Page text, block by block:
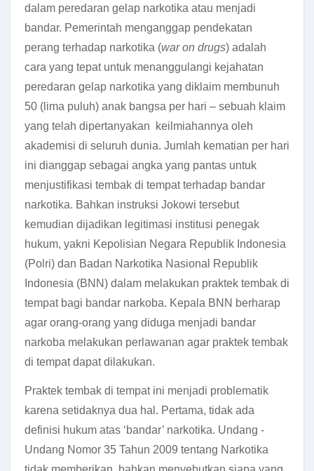
dalam peredaran gelap narkotika atau menjadi
bandar. Pemerintah menganggap pendekatan
perang terhadap narkotika (war on drugs) adalah
cara yang tepat untuk menanggulangi kejahatan
peredaran gelap narkotika yang diklaim membunuh
50 (lima puluh) anak bangsa per hari – sebuah klaim
yang telah dipertanyakan keilmiahannya oleh
akademisi di seluruh dunia. Jumlah kematian per hari
ini dianggap sebagai angka yang pantas untuk
menjustifikasi tembak di tempat terhadap bandar
narkotika. Bahkan instruksi Jokowi tersebut
kemudian dijadikan legitimasi institusi penegak
hukum, yakni Kepolisian Negara Republik Indonesia
(Polri) dan Badan Narkotika Nasional Republik
Indonesia (BNN) dalam melakukan praktek tembak di
tempat bagi bandar narkoba. Kepala BNN berharap
agar orang-orang yang diduga menjadi bandar
narkoba melakukan perlawanan agar praktek tembak
di tempat dapat dilakukan.
Praktek tembak di tempat ini menjadi problematik
karena setidaknya dua hal. Pertama, tidak ada
definisi hukum atas ‘bandar’ narkotika. Undang -
Undang Nomor 35 Tahun 2009 tentang Narkotika